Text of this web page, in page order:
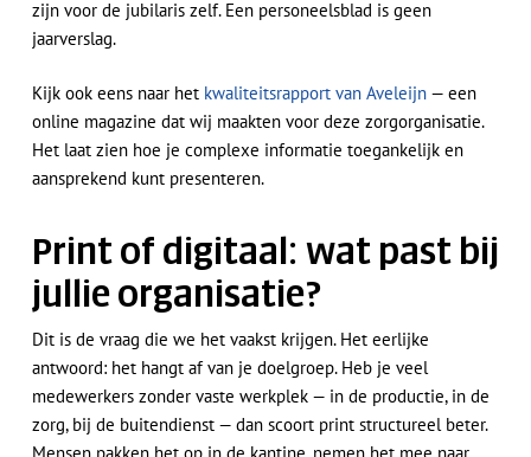
zijn voor de jubilaris zelf. Een personeelsblad is geen
jaarverslag.
Kijk ook eens naar het kwaliteitsrapport van Aveleijn— een
online magazine dat wij maakten voor deze zorgorganisatie.
Het laat zien hoe je complexe informatie toegankelijk en
aansprekend kunt presenteren.
Print of digitaal: wat past bij
jullie organisatie?
Dit is de vraag die we het vaakst krijgen. Het eerlijke
antwoord: het hangt af van je doelgroep. Heb je veel
medewerkers zonder vaste werkplek — in de productie, in de
zorg, bij de buitendienst — dan scoort print structureel beter.
Mensen pakken het op in de kantine, nemen het mee naar